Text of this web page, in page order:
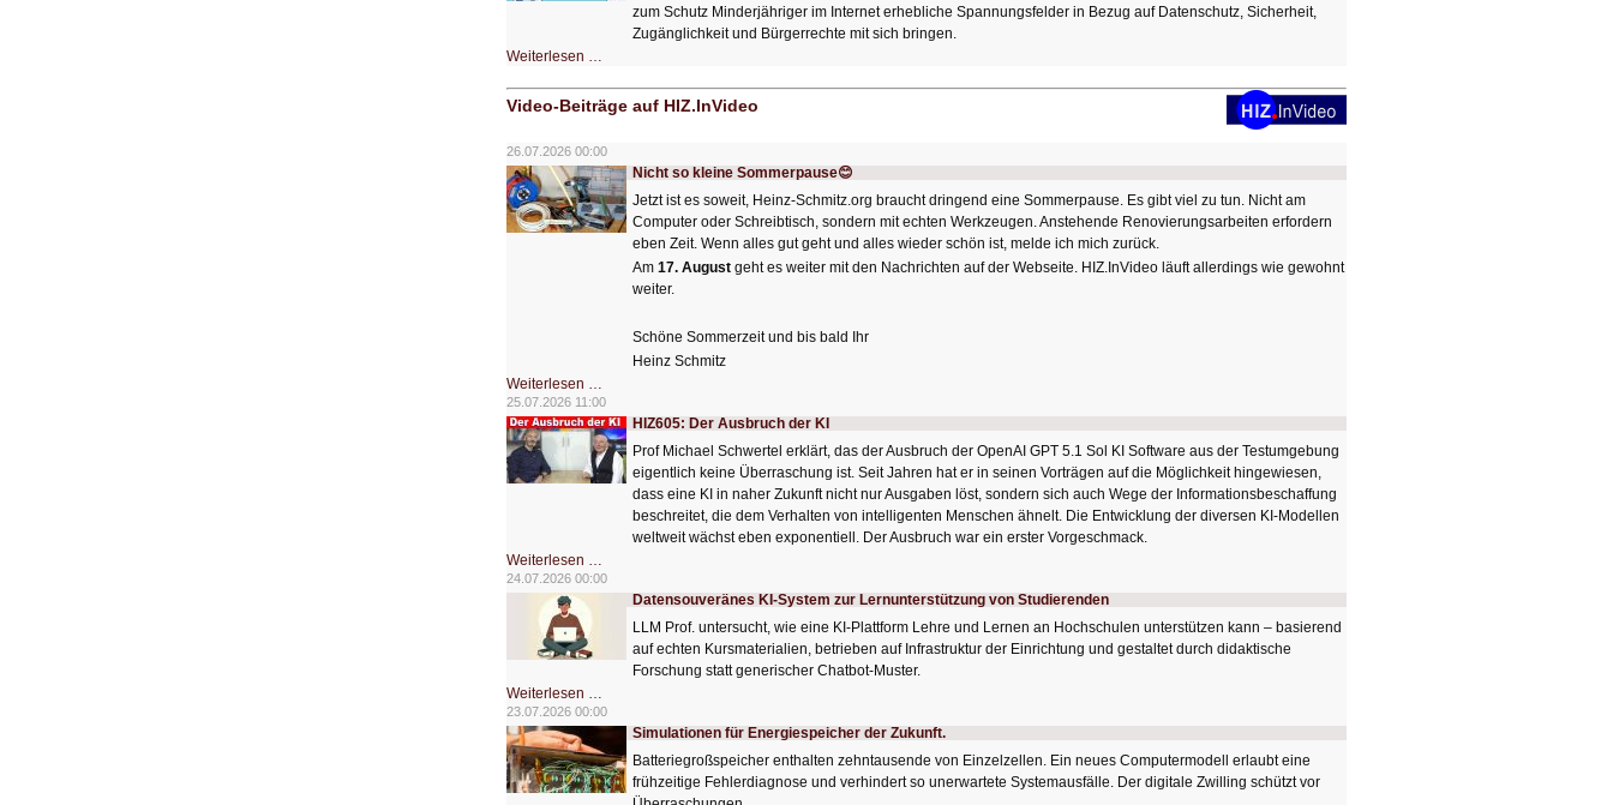
zum Schutz Minderjähriger im Internet erhebliche Spannungsfelder in Bezug auf Datenschutz, Sicherheit,
Zugänglichkeit und Bürgerrechte mit sich bringen.
Weiterlesen …
pauschalen
Lösungen
zur
Video-Beiträge auf HIZ.InVideo
26.07.2026 00:00
Nicht so kleine Sommerpause😊
Jetzt ist es soweit, Heinz-Schmitz.org braucht dringend eine Sommerpause. Es gibt viel zu tun. Nicht am
Computer oder Schreibtisch, sondern mit echten Werkzeugen. Anstehende Renovierungsarbeiten erfordern
eben Zeit. Wenn alles gut geht und alles wieder schön ist, melde ich mich zurück.
Am 17. August geht es weiter mit den Nachrichten auf der Webseite. HIZ.InVideo läuft allerdings wie gewohnt
weiter.
Schöne Sommerzeit und bis bald Ihr
Heinz Schmitz
Weiterlesen …
so
kleine
Sommerpause
😊
25.07.2026 11:00
HIZ605: Der Ausbruch der KI
Prof Michael Schwertel erklärt, das der Ausbruch der OpenAI GPT 5.1 Sol KI Software aus der Testumgebung
eigentlich keine Überraschung ist. Seit Jahren hat er in seinen Vorträgen auf die Möglichkeit hingewiesen,
dass eine KI in naher Zukunft nicht nur Ausgaben löst, sondern sich auch Wege der Informationsbeschaffung
beschreitet, die dem Verhalten von intelligenten Menschen ähnelt. Die Entwicklung der diversen KI-Modellen
weltweit wächst eben exponentiell. Der Ausbruch war ein erster Vorgeschmack.
Weiterlesen …
Der
Ausbruch
24.07.2026 00:00
Datensouveränes KI-System zur Lernunterstützung von Studierenden
LLM Prof. untersucht, wie eine KI‑Plattform Lehre und Lernen an Hochschulen unterstützen kann – basierend
auf echten Kursmaterialien, betrieben auf Infrastruktur der Einrichtung und gestaltet durch didaktische
Forschung statt generischer Chatbot‑Muster.
Weiterlesen …
KI-
System
Lernunterstützung
von
Studierenden
23.07.2026 00:00
Simulationen für Energiespeicher der Zukunft.
Batteriegroßspeicher enthalten zehntausende von Einzelzellen. Ein neues Computermodell erlaubt eine
frühzeitige Fehlerdiagnose und verhindert so unerwartete Systemausfälle. Der digitale Zwilling schützt vor